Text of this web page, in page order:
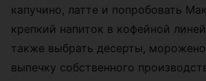
капучино, латте и попробовать
крепкий напиток в кофейной
также выбрать десерты,
выпечку собственного